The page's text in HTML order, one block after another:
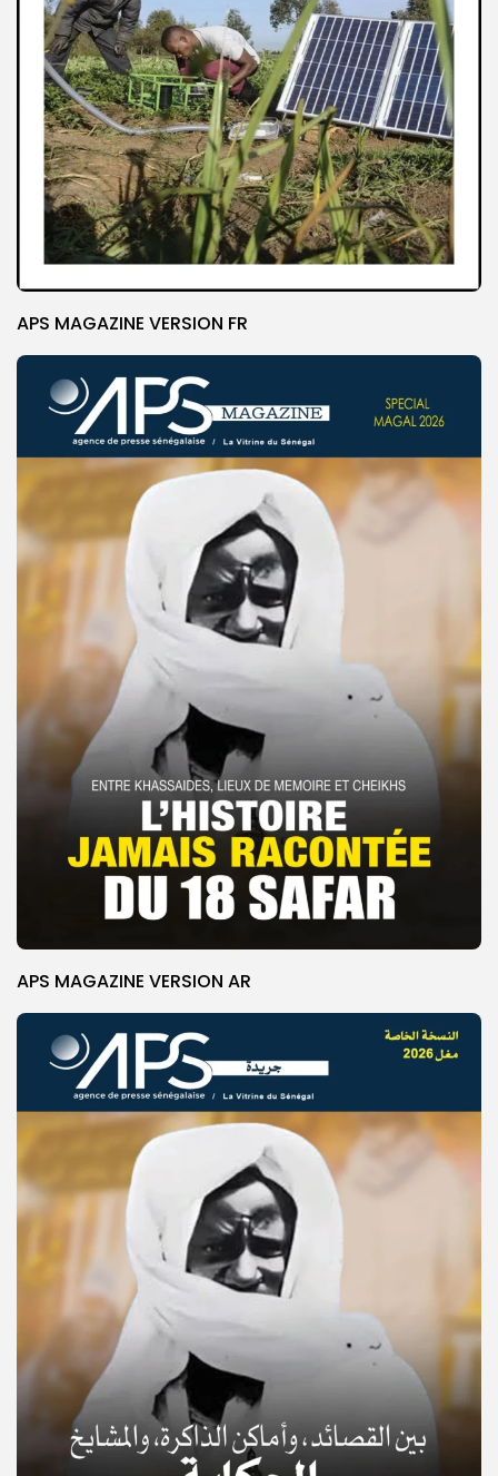
© Copyright 2025, APS
APS MAGAZINE VERSION FR
APS MAGAZINE VERSION AR